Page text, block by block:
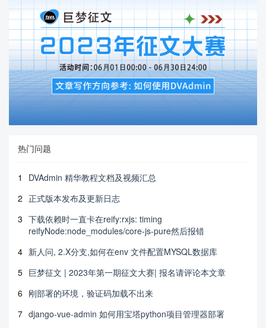
热门问题
1
DVAdmin 精华教程文档及视频汇总
2 正式版本发布及更新日志
3 下载依赖时一直卡在reify:rxjs: timing
reifyNode:node_modules/core-js-pure然后报错
4 新人问, 2.X分支,如何在env 文件配置MYSQL数据库
5 巨梦征文 | 2023年第一期征文大赛| 报名请评论本文章
6 刚部署的环境，验证码加载不出来
7 django-vue-admin 如何用宝塔python项目管理器部署